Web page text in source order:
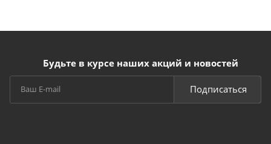
Будьте в курсе наших акций и новостей
Подписаться